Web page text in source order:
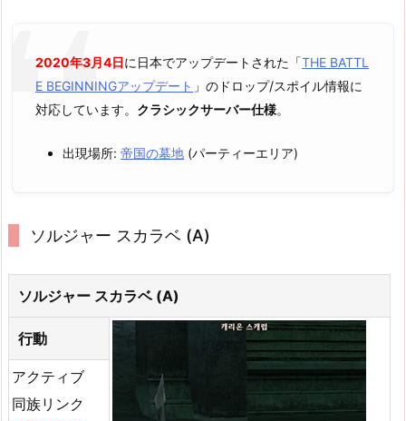
2020年3月4日に日本でアップデートされた「THE BATTL
E BEGINNINGアップデート 」のドロップ/スポイル情報に
対応しています。 クラシックサーバー仕様。
出現場所: 帝国の墓地 (パーティーエリア)
ソルジャー スカラベ (A)
ソルジャー スカラベ (A)
行動
アクティブ
同族リンク